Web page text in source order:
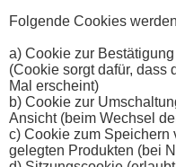
Folgende Cookies
a) Cookie zur
(Cookie sorgt dafür, dass
Mal erscheint)
b) Cookie zur
Ansicht (beim Wechsel
c) Cookie zum Speichern
gelegten Produkten (bei